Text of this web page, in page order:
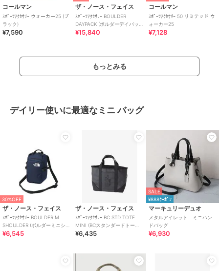
コールマン
ｽﾎﾟｰﾂｱｸｾｻﾘｰ ウォーカー25 (ブ
ラック)
¥7,590
ザ・ノース・フェイス
ｽﾎﾟｰﾂｱｸｾｻﾘｰ BOULDER
DAYPACK (ボルダーデイパッ
ク)
¥15,840
コールマン
ｽﾎﾟｰﾂｱｸｾｻﾘｰ 50 リミテッド ウ
ォーカー25
¥7,128
もっとみる
デイリー使いに最適なミニ バッグ
30%OFF
ザ・ノース・フェイス
ｽﾎﾟｰﾂｱｸｾｻﾘｰ BOULDER M
SHOULDER (ボルダーミニショ
ルダー)
¥6,545
ザ・ノース・フェイス
ｽﾎﾟｰﾂｱｸｾｻﾘｰ BC STD TOTE
MINI (BCスタンダードトート
ミニ)
¥6,435
SALE
¥888ｸｰﾎﾟﾝ
マーキュリーデュオ
メタルアイレット ミニハン
ドバッグ
¥6,930